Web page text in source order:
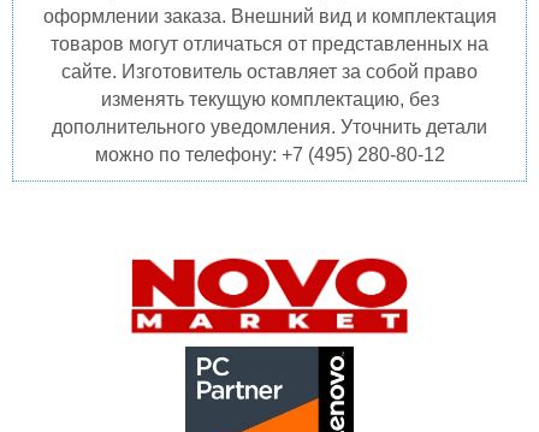
оформлении заказа. Внешний вид и комплектация
товаров могут отличаться от представленных на
сайте. Изготовитель оставляет за собой право
изменять текущую комплектацию, без
дополнительного уведомления. Уточнить детали
можно по телефону: +7 (495) 280-80-12